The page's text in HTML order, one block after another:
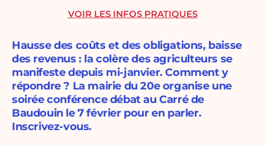
Hausse des coûts et des obligations, baisse
des revenus : la colère des agriculteurs se
manifeste depuis mi-janvier. Comment y
répondre ? La mairie du 20e organise une
soirée conférence débat au Carré de
Baudouin le 7 février pour en parler.
Inscrivez-vous.
VOIR LES INFOS PRATIQUES